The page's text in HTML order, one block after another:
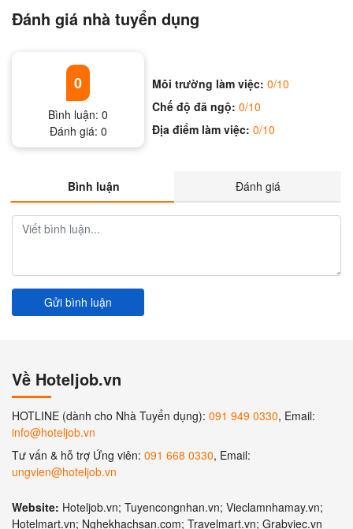
Đánh giá nhà tuyển dụng
0
Bình luận:0
Đánh giá: 0
Môi trường làm việc:0/10
Chế độ đã ngộ:0/10
Địa điểm làm việc:0/10
Bình luận Đánh giá
Gửi bình luận
Về Hoteljob.vn
HOTLINE (dành cho Nhà Tuyển dụng): 091 949 0330, Email:
info@hoteljob.vn
Tư vấn & hỗ trợ Ứng viên: 091 668 0330, Email:
ungvien@hoteljob.vn
Website: Hoteljob.vn; Tuyencongnhan.vn; Vieclamnhamay.vn;
Hotelmart.vn; Nghekhachsan.com; Travelmart.vn; Grabviec.vn